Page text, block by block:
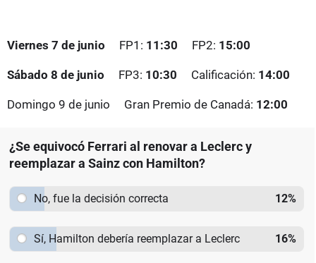
Viernes 7 de junio FP1: 11:30 FP2: 15:00
Sábado 8 de junio FP3: 10:30 Calificación: 14:00
Domingo 9 de junio Gran Premio de Canadá: 12:00
¿Se equivocó Ferrari al renovar a Leclerc y
reemplazar a Sainz con Hamilton?
No, fue la decisión correcta 12%
Sí, Hamilton debería reemplazar a Leclerc 16%